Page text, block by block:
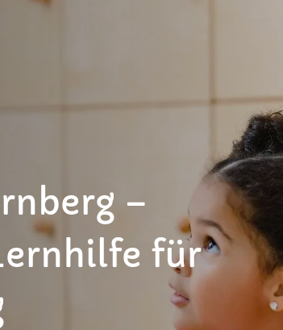
–
für